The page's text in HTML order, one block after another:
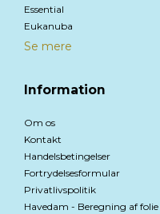
Essential
Eukanuba
Se mere
Information
Om os
Kontakt
Handelsbetingelser
Fortrydelsesformular
Privatlivspolitik
Havedam - Beregning af folie